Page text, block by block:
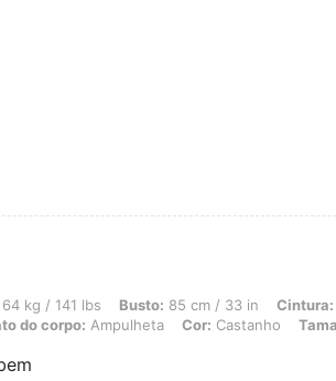
141 lbs, Busto: 85 cm / 33 in, Cintura: 66 cm / 26 in,
64 kg / 141 lbs Busto: 85 cm / 33 in Cintura:
do corpo: Ampulheta Cor: Castanho